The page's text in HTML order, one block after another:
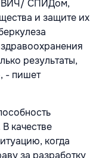
ВИЧ/ СПИДом,
и защите их
результаты,
- пишет
качестве
когда
за разработку